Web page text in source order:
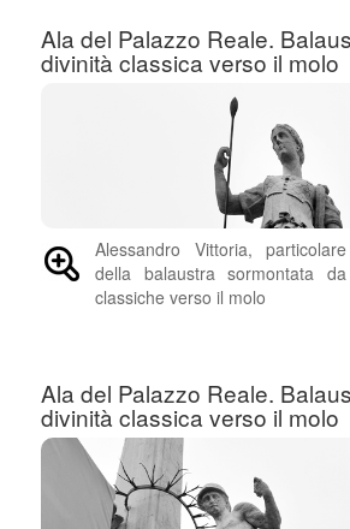
Ala del Palazzo Reale.
divinità classica verso il molo
Alessandro Vittoria,
della balaustra sormontata
classiche verso il molo
Ala del Palazzo Reale.
divinità classica verso il molo